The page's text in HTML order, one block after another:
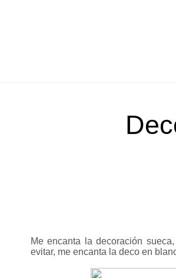
Me encanta la decoración
evitar, me encanta la deco en